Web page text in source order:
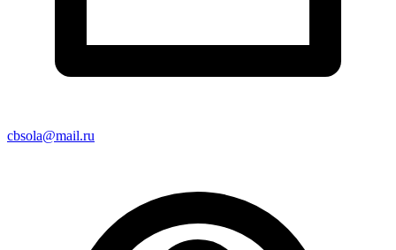
cbsola@mail.ru